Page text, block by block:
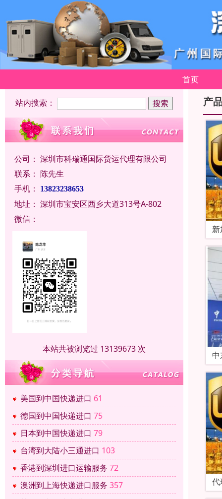
首页
站内搜索：
公司： 深圳市科瑞通国际货运代理有限公司
联系： 陈先生
手机：
13823238653
地址： 深圳市宝安区西乡大道313号A-802
微信：
本站共被浏览过 13139673 次
美国到中国快递进口 61
德国到中国快递进口 75
日本到中国快递进口 79
台湾到大陆小三通进口 103
香港到深圳进口运输服务 72
澳洲到上海快递进口服务 357
产
代